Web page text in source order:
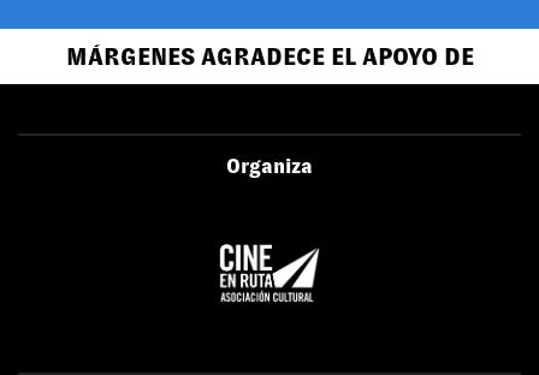
MÁRGENES AGRADECE EL APOYO DE
Organiza